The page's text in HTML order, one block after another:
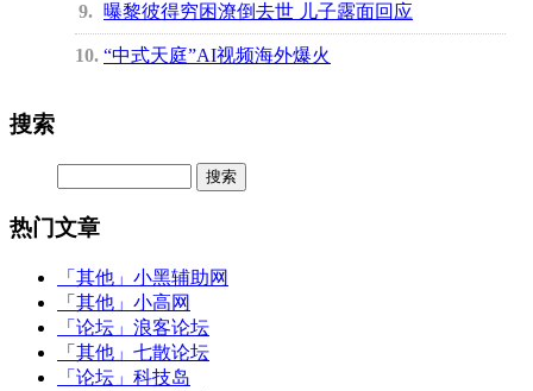
9 曝黎彼得穷困潦倒去世 儿子露面回应
10 “中式天庭”AI视频海外爆火
搜索
热门文章
「其他」 小黑辅助网
「其他」 小高网
「论坛」 浪客论坛
「其他」 七散论坛
「论坛」 科技岛